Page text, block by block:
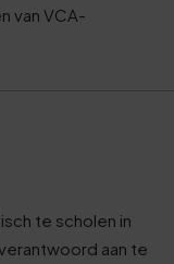
van VCA-
te scholen in
aan te